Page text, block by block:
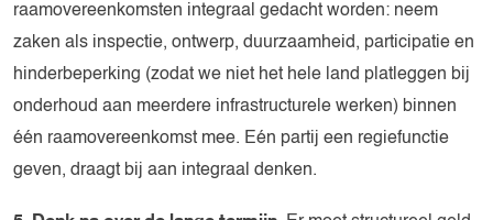
raamovereenkomsten integraal gedacht worden: neem
zaken als inspectie, ontwerp, duurzaamheid, participatie en
hinderbeperking (zodat we niet het hele land platleggen bij
onderhoud aan meerdere infrastructurele werken) binnen
één raamovereenkomst mee. Eén partij een regiefunctie
geven, draagt bij aan integraal denken.